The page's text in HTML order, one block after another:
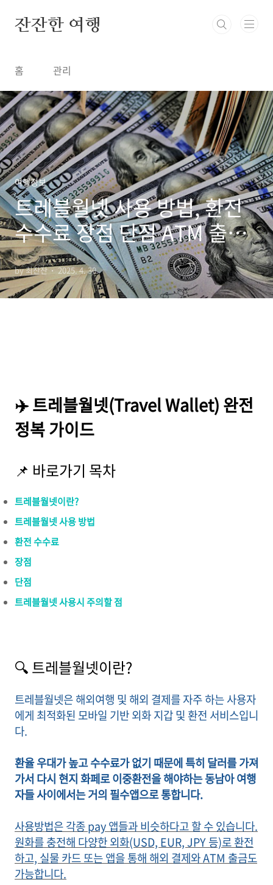
잔잔한 여행
홈 관리
여행정보
트레블월넷 사용 방법, 환전
수수료 장점 단점 ATM 출금
재환전 주의할 점
by 최잔잔 2025. 4. 30.
✈️ 트레블월넷(Travel Wallet) 완전
정복 가이드
📌 바로가기 목차
트레블월넷이란?
트레블월넷 사용 방법
환전 수수료
장점
단점
트레블월넷 사용시 주의할 점
🔍 트레블월넷이란?
트레블월넷은 해외여행 및 해외 결제를 자주 하는 사용자
에게 최적화된 모바일 기반 외화 지갑 및 환전 서비스입니
다.
환율 우대가 높고 수수료가 없기 때문에 특히 달러를 가져
가서 다시 현지 화페로 이중환전을 해야하는 동남아 여행
자들 사이에서는 거의 필수앱으로 통합니다.
사용방법은 각종 pay 앱들과 비슷하다고 할 수 있습니다.
원화를 충전해 다양한 외화(USD, EUR, JPY 등)로 환전
하고, 실물 카드 또는 앱을 통해 해외 결제와 ATM 출금도
가능합니다.